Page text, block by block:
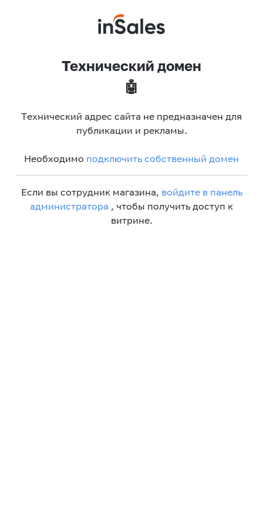
Технический домен
🤖
Технический адрес сайта не предназначен для
публикации и рекламы.
Необходимо подключить собственный домен
Если вы сотрудник магазина, войдите в панель
администратора , чтобы получить доступ к
витрине.